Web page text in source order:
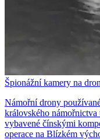
Špionážní kamery na
Námořní drony
královského
vybavené čínskými
operace na Blízkém